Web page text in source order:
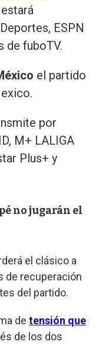
ESPN
de fuboTV.
el partido
por
M+ LALIGA
Plus+ y
no jugarán el
el clásico a
de recuperación
del partido.
de tensión que
de los dos